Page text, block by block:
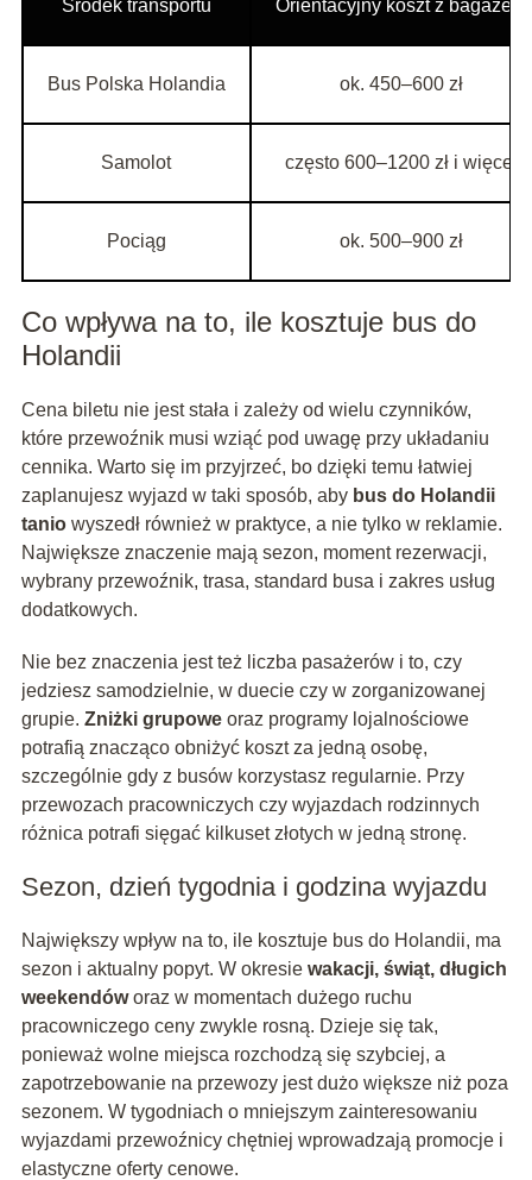
Środek transportu Orientacyjny koszt z bagażem
Bus Polska Holandia ok. 450–600 zł
Samolot często 600–1200 zł i więcej
Pociąg ok. 500–900 zł
Co wpływa na to, ile kosztuje bus do
Holandii
Cena biletu nie jest stała i zależy od wielu czynników,
które przewoźnik musi wziąć pod uwagę przy układaniu
cennika. Warto się im przyjrzeć, bo dzięki temu łatwiej
zaplanujesz wyjazd w taki sposób, aby bus do Holandii
taniowyszedł również w praktyce, a nie tylko w reklamie.
Największe znaczenie mają sezon, moment rezerwacji,
wybrany przewoźnik, trasa, standard busa i zakres usług
dodatkowych.
Nie bez znaczenia jest też liczba pasażerów i to, czy
jedziesz samodzielnie, w duecie czy w zorganizowanej
grupie. Zniżki grupoweoraz programy lojalnościowe
potrafią znacząco obniżyć koszt za jedną osobę,
szczególnie gdy z busów korzystasz regularnie. Przy
przewozach pracowniczych czy wyjazdach rodzinnych
różnica potrafi sięgać kilkuset złotych w jedną stronę.
Sezon, dzień tygodnia i godzina wyjazdu
Największy wpływ na to, ile kosztuje bus do Holandii, ma
sezon i aktualny popyt. W okresie wakacji, świąt, długich
weekendóworaz w momentach dużego ruchu
pracowniczego ceny zwykle rosną. Dzieje się tak,
ponieważ wolne miejsca rozchodzą się szybciej, a
zapotrzebowanie na przewozy jest dużo większe niż poza
sezonem. W tygodniach o mniejszym zainteresowaniu
wyjazdami przewoźnicy chętniej wprowadzają promocje i
elastyczne oferty cenowe.